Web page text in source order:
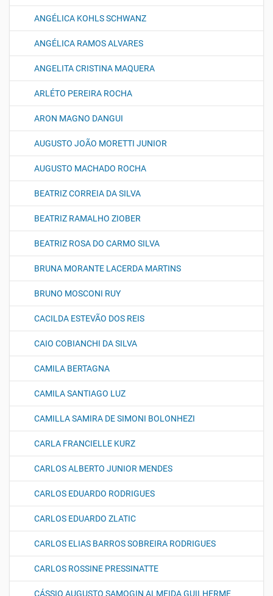
ANGÉLICA KOHLS SCHWANZ
ANGÉLICA RAMOS ALVARES
ANGELITA CRISTINA MAQUERA
ARLÉTO PEREIRA ROCHA
ARON MAGNO DANGUI
AUGUSTO JOÃO MORETTI JUNIOR
AUGUSTO MACHADO ROCHA
BEATRIZ CORREIA DA SILVA
BEATRIZ RAMALHO ZIOBER
BEATRIZ ROSA DO CARMO SILVA
BRUNA MORANTE LACERDA MARTINS
BRUNO MOSCONI RUY
CACILDA ESTEVÃO DOS REIS
CAIO COBIANCHI DA SILVA
CAMILA BERTAGNA
CAMILA SANTIAGO LUZ
CAMILLA SAMIRA DE SIMONI BOLONHEZI
CARLA FRANCIELLE KURZ
CARLOS ALBERTO JUNIOR MENDES
CARLOS EDUARDO RODRIGUES
CARLOS EDUARDO ZLATIC
CARLOS ELIAS BARROS SOBREIRA RODRIGUES
CARLOS ROSSINE PRESSINATTE
CÁSSIO AUGUSTO SAMOGIN ALMEIDA GUILHERME